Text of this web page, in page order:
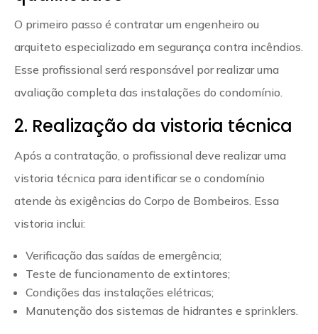
O primeiro passo é contratar um engenheiro ou
arquiteto especializado em segurança contra incêndios.
Esse profissional será responsável por realizar uma
avaliação completa das instalações do condomínio.
2. Realização da vistoria técnica
Após a contratação, o profissional deve realizar uma
vistoria técnica para identificar se o condomínio
atende às exigências do Corpo de Bombeiros. Essa
vistoria inclui:
Verificação das saídas de emergência;
Teste de funcionamento de extintores;
Condições das instalações elétricas;
Manutenção dos sistemas de hidrantes e sprinklers.